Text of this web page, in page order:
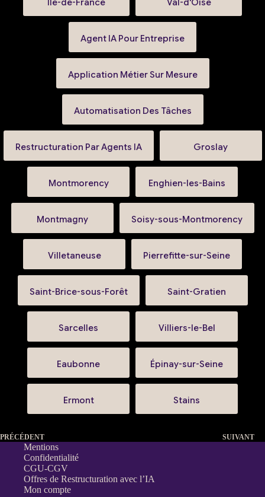
Île-de-France Val-d'Oise
Agent IA Pour Entreprise
Application Métier Sur Mesure
Automatisation Des Tâches
Restructuration Par Agents IA Groslay
Montmorency Enghien-les-Bains
Montmagny Soisy-sous-Montmorency
Villetaneuse Pierrefitte-sur-Seine
Saint-Brice-sous-Forêt Saint-Gratien
Sarcelles Villiers-le-Bel
Eaubonne Épinay-sur-Seine
Ermont Stains
PRÉCÉDENT SUIVANT
Mentions
Confidentialité
CGU-CGV
Offres de Restructuration avec l’IA
Mon compte